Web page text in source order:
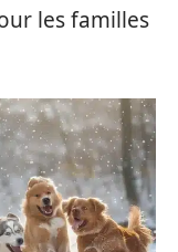
les familles